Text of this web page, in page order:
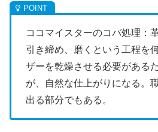
ココマイスターのコバ処理：
引き締め、磨くという工程を
ザーを乾燥させる必要がある
が、自然な仕上がりになる。
出る部分でもある。